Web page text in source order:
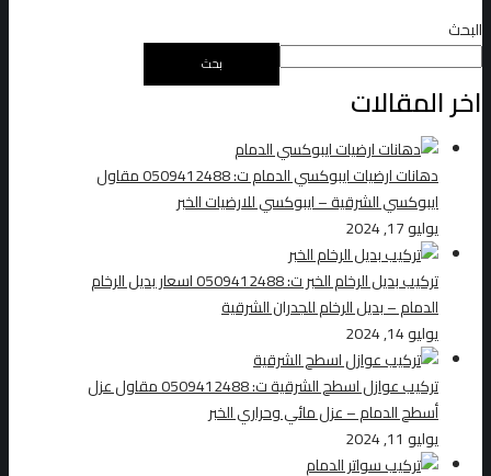
البحث
بحث
اخر المقالات
دهانات ارضيات ايبوكسي الدمام ت: 0509412488 مقاول
ايبوكسي الشرقية – ايبوكسي للارضيات الخبر
يوليو 17, 2024
تركيب بديل الرخام الخبر ت: 0509412488 اسعار بديل الرخام
الدمام – بديل الرخام للجدران الشرقية
يوليو 14, 2024
تركيب عوازل اسطح الشرقية ت: 0509412488 مقاول عزل
أسطح الدمام – عزل مائي وحراري الخبر
يوليو 11, 2024